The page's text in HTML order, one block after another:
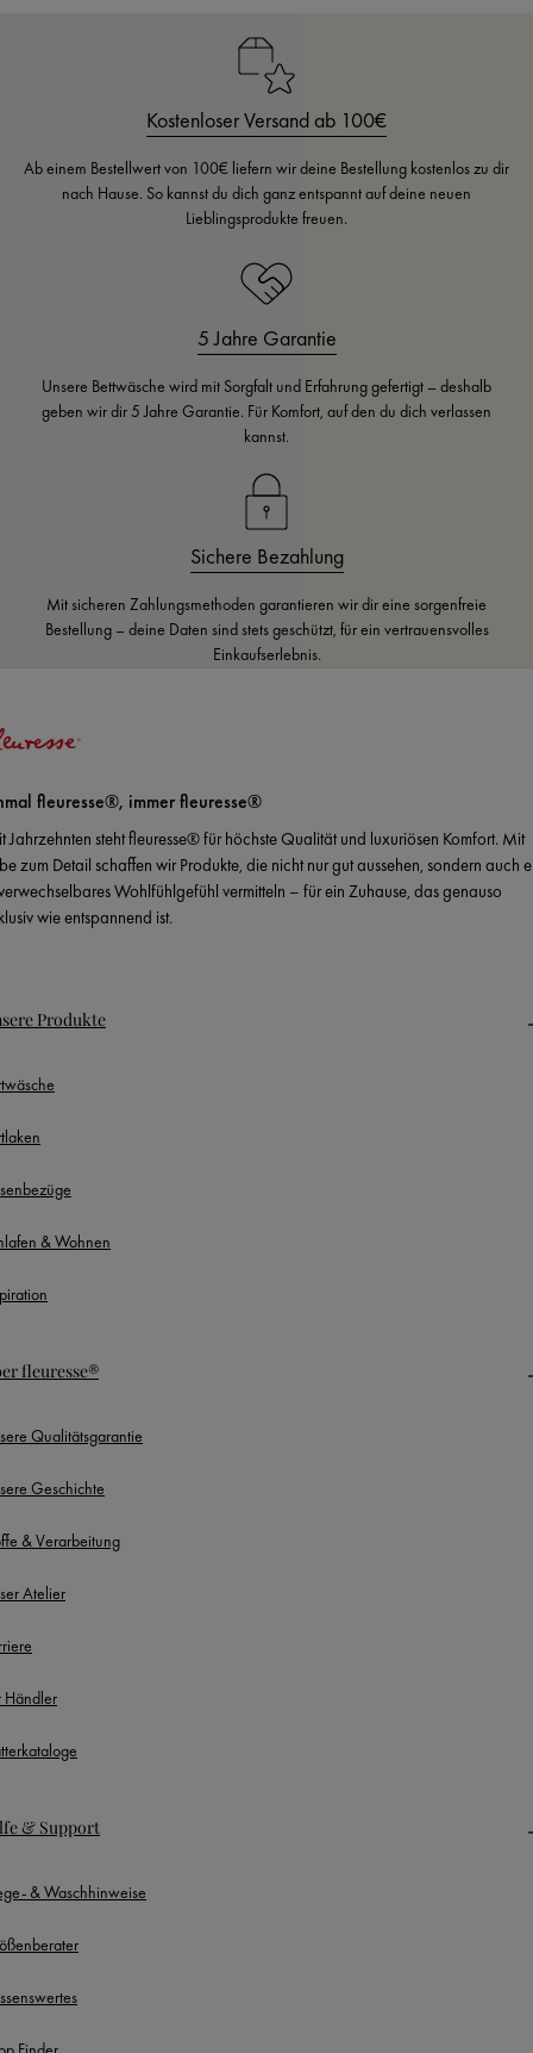
Kostenloser Versand ab 100€
Ab einem Bestellwert von 100€ liefern wir deine Bestellung kostenlos zu dir
nach Hause. So kannst du dich ganz entspannt auf deine neuen
Lieblingsprodukte freuen.
5 Jahre Garantie
Unsere Bettwäsche wird mit Sorgfalt und Erfahrung gefertigt – deshalb
geben wir dir 5 Jahre Garantie. Für Komfort, auf den du dich verlassen
kannst.
Sichere Bezahlung
Mit sicheren Zahlungsmethoden garantieren wir dir eine sorgenfreie
Bestellung – deine Daten sind stets geschützt, für ein vertrauensvolles
Einkaufserlebnis.
fleuresse®, immer fleuresse®
Jahrzehnten steht fleuresse® für höchste Qualität und luxuriösen Komfort. Mit
zum Detail schaffen wir Produkte, die nicht nur gut aussehen, sondern auch
Wohlfühlgefühl vermitteln – für ein Zuhause, das genauso
wie entspannend ist.
Produkte
& Wohnen
fleuresse®
Qualitätsgarantie
Geschichte
& Verarbeitung
Atelier
Händler
& Support
& Waschhinweise